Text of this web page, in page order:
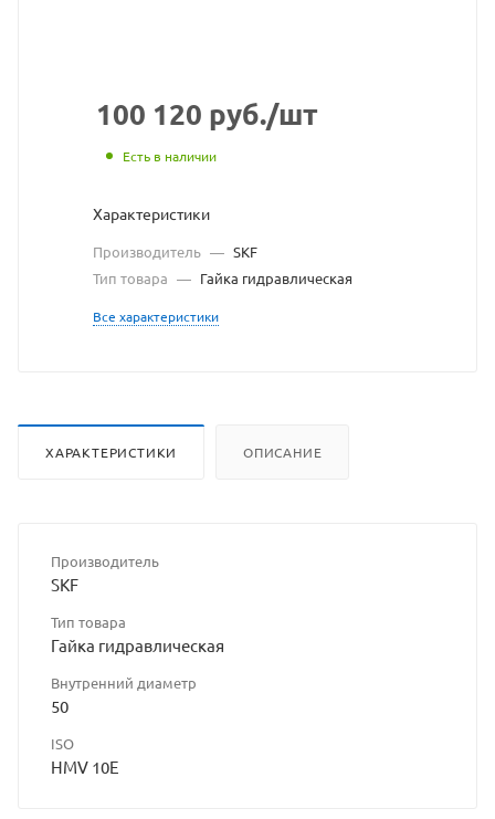
ссылке
сайта
100 120 руб./шт
Есть в наличии
Характеристики
Производитель — SKF
Тип товара — Гайка гидравлическая
Все характеристики
ХАРАКТЕРИСТИКИ ОПИСАНИЕ
Производитель
SKF
Тип товара
Гайка гидравлическая
Внутренний диаметр
50
ISO
HMV 10E